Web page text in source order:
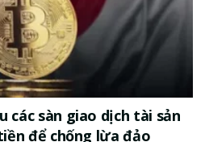
các sàn giao dịch tài sản
để chống lừa đảo